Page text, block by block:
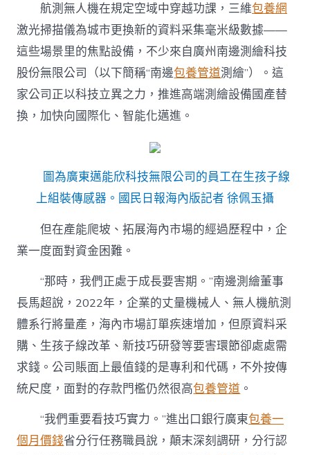
航測無人機在規定空域中穿越功課，三維包養網
激光掃描儀為城市更換新的資料采集毫米級數據——
這些場景里的焦點設備，不少來自廣州南邊測繪科技
股份無限公司（以下簡稱“南邊包養管道測繪”）。這
家公司正以科技立異之力，推進高端測繪設備國產替
換，加快向國際化、智能化邁進。
圖為廣東邁能欣科技無限公司的員工在生孩子線
上組裝傳感器。國民日報海內版記者 徐佩玉攝
但在產能爬坡、拓展海內市場的經過歷程中，企
業一度面對資金困難。
“那時，我們正處于成長要害期。”南邊測繪董事
長馬超說，2022年，企業的丈量機械人、無人機航測
體系行將量產，海內市場訂單疾速增加，但原資料采
購、生孩子線改革、新技巧研發等要害環節卻處處需
求錢。公司賬面上最值錢的是專利和代碼，不外按傳
統尺度，面對的存款門檻仍然很高包養管道 。
“我們重要看技巧實力。”進出口銀行廣東包養一
個月價錢省分行任務職員說，顛末深刻調研，分行認